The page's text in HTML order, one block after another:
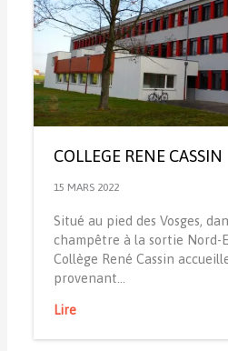
COLLEGE RENE CASSIN
15 MARS 2022
Situé au pied des Vosges,
champêtre à la sortie Nord-
Collège René Cassin
provenant…
Lire